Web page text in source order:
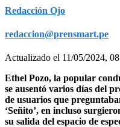
Redacción Ojo
redaccion@prensmart.pe
Actualizado el 11/05/2024,
Ethel Pozo, la popular
se ausentó varios días del
de usuarios que
‘Señito’, en incluso
su salida del espacio de